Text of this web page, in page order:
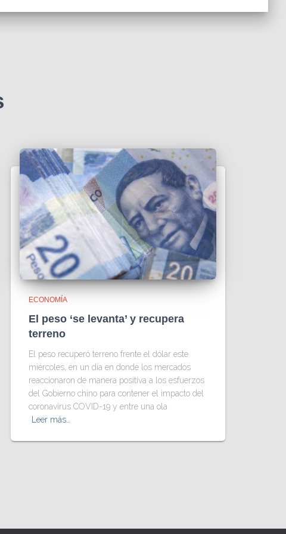
ECONOMÍA
El peso ‘se levanta’ y recupera
terreno
El peso recuperó terreno frente el dólar este
miércoles, en un día en donde los mercados
reaccionaron de manera positiva a los esfuerzos
del Gobierno chino para contener el impacto del
coronavirus COVID-19 y entre una ola
Leer más…